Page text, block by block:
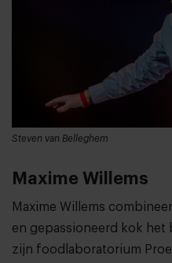
Steven van Belleghem
Maxime Willems
Maxime Willems
en gepassioneerd kok het
zijn foodlaboratorium